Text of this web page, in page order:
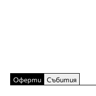
Оферти Събития